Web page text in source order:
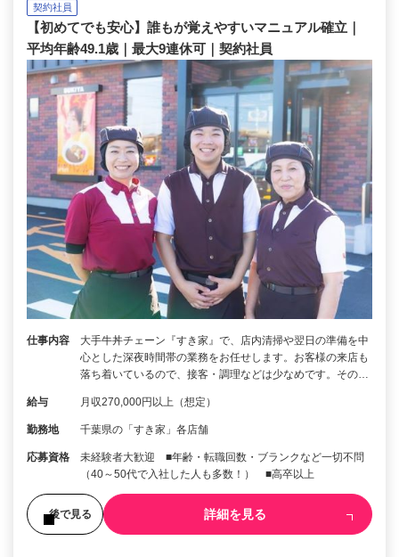
契約社員
【初めてでも安心】誰もが覚えやすいマニュアル確立｜
平均年齢49.1歳｜最大9連休可｜契約社員
仕事内容
大手牛丼チェーン『すき家』で、店内清掃や翌日の準備を中
心とした深夜時間帯の業務をお任せします。お客様の来店も
落ち着いているので、接客・調理などは少なめです。その…
給与 月収270,000円以上（想定）
勤務地 千葉県の「すき家」各店舗
応募資格
未経験者大歓迎 ■年齢・転職回数・ブランクなど一切不問
（40～50代で入社した人も多数！） ■高卒以上
後で見る 詳細を見る